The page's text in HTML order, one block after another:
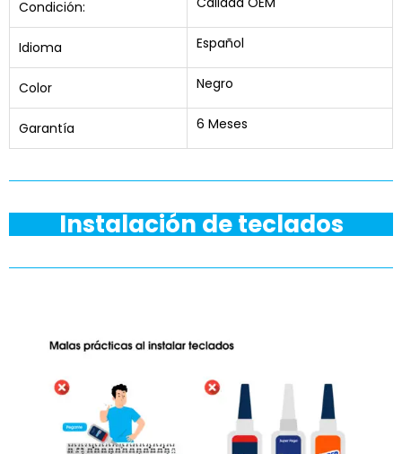
Condición:
Idioma Español
Color Negro
Garantía 6 Meses
Instalación de teclados